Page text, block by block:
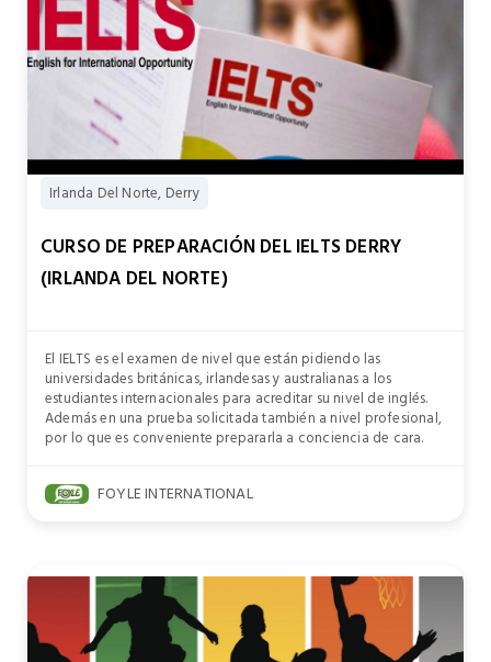
Irlanda Del Norte, Derry
CURSO DE PREPARACIÓN DEL IELTS DERRY
(IRLANDA DEL NORTE)
El IELTS es el examen de nivel que están pidiendo las
universidades británicas, irlandesas y australianas a los
estudiantes internacionales para acreditar su nivel de inglés.
Además en una prueba solicitada también a nivel profesional,
por lo que es conveniente prepararla a conciencia de cara.
FOYLE INTERNATIONAL